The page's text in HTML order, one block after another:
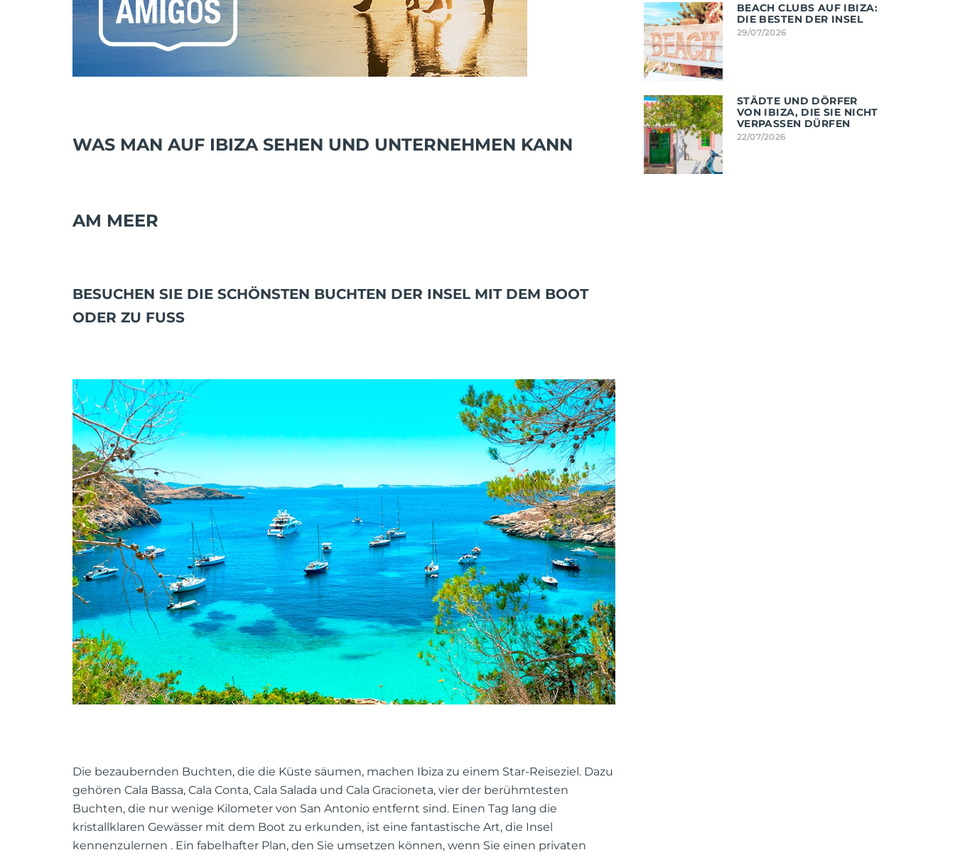
WAS MAN AUF IBIZA SEHEN UND UNTERNEHMEN KANN
AM MEER
BESUCHEN SIE DIE SCHÖNSTEN BUCHTEN DER INSEL MIT DEM BOOT
ODER ZU FUSS
Die bezaubernden Buchten, die die Küste säumen, machen Ibiza zu einem Star-Reiseziel. Dazu
gehören Cala Bassa, Cala Conta, Cala Salada und Cala Gracioneta, vier der berühmtesten
Buchten, die nur wenige Kilometer von San Antonio entfernt sind. Einen Tag lang die
kristallklaren Gewässer mit dem Boot zu erkunden, ist eine fantastische Art, die Insel
kennenzulernen . Ein fabelhafter Plan, den Sie umsetzen können, wenn Sie einen privaten
BEACH CLUBS AUF IBIZA:
DIE BESTEN DER INSEL
29/07/2026
STÄDTE UND DÖRFER
VON IBIZA, DIE SIE NICHT
VERPASSEN DÜRFEN
22/07/2026